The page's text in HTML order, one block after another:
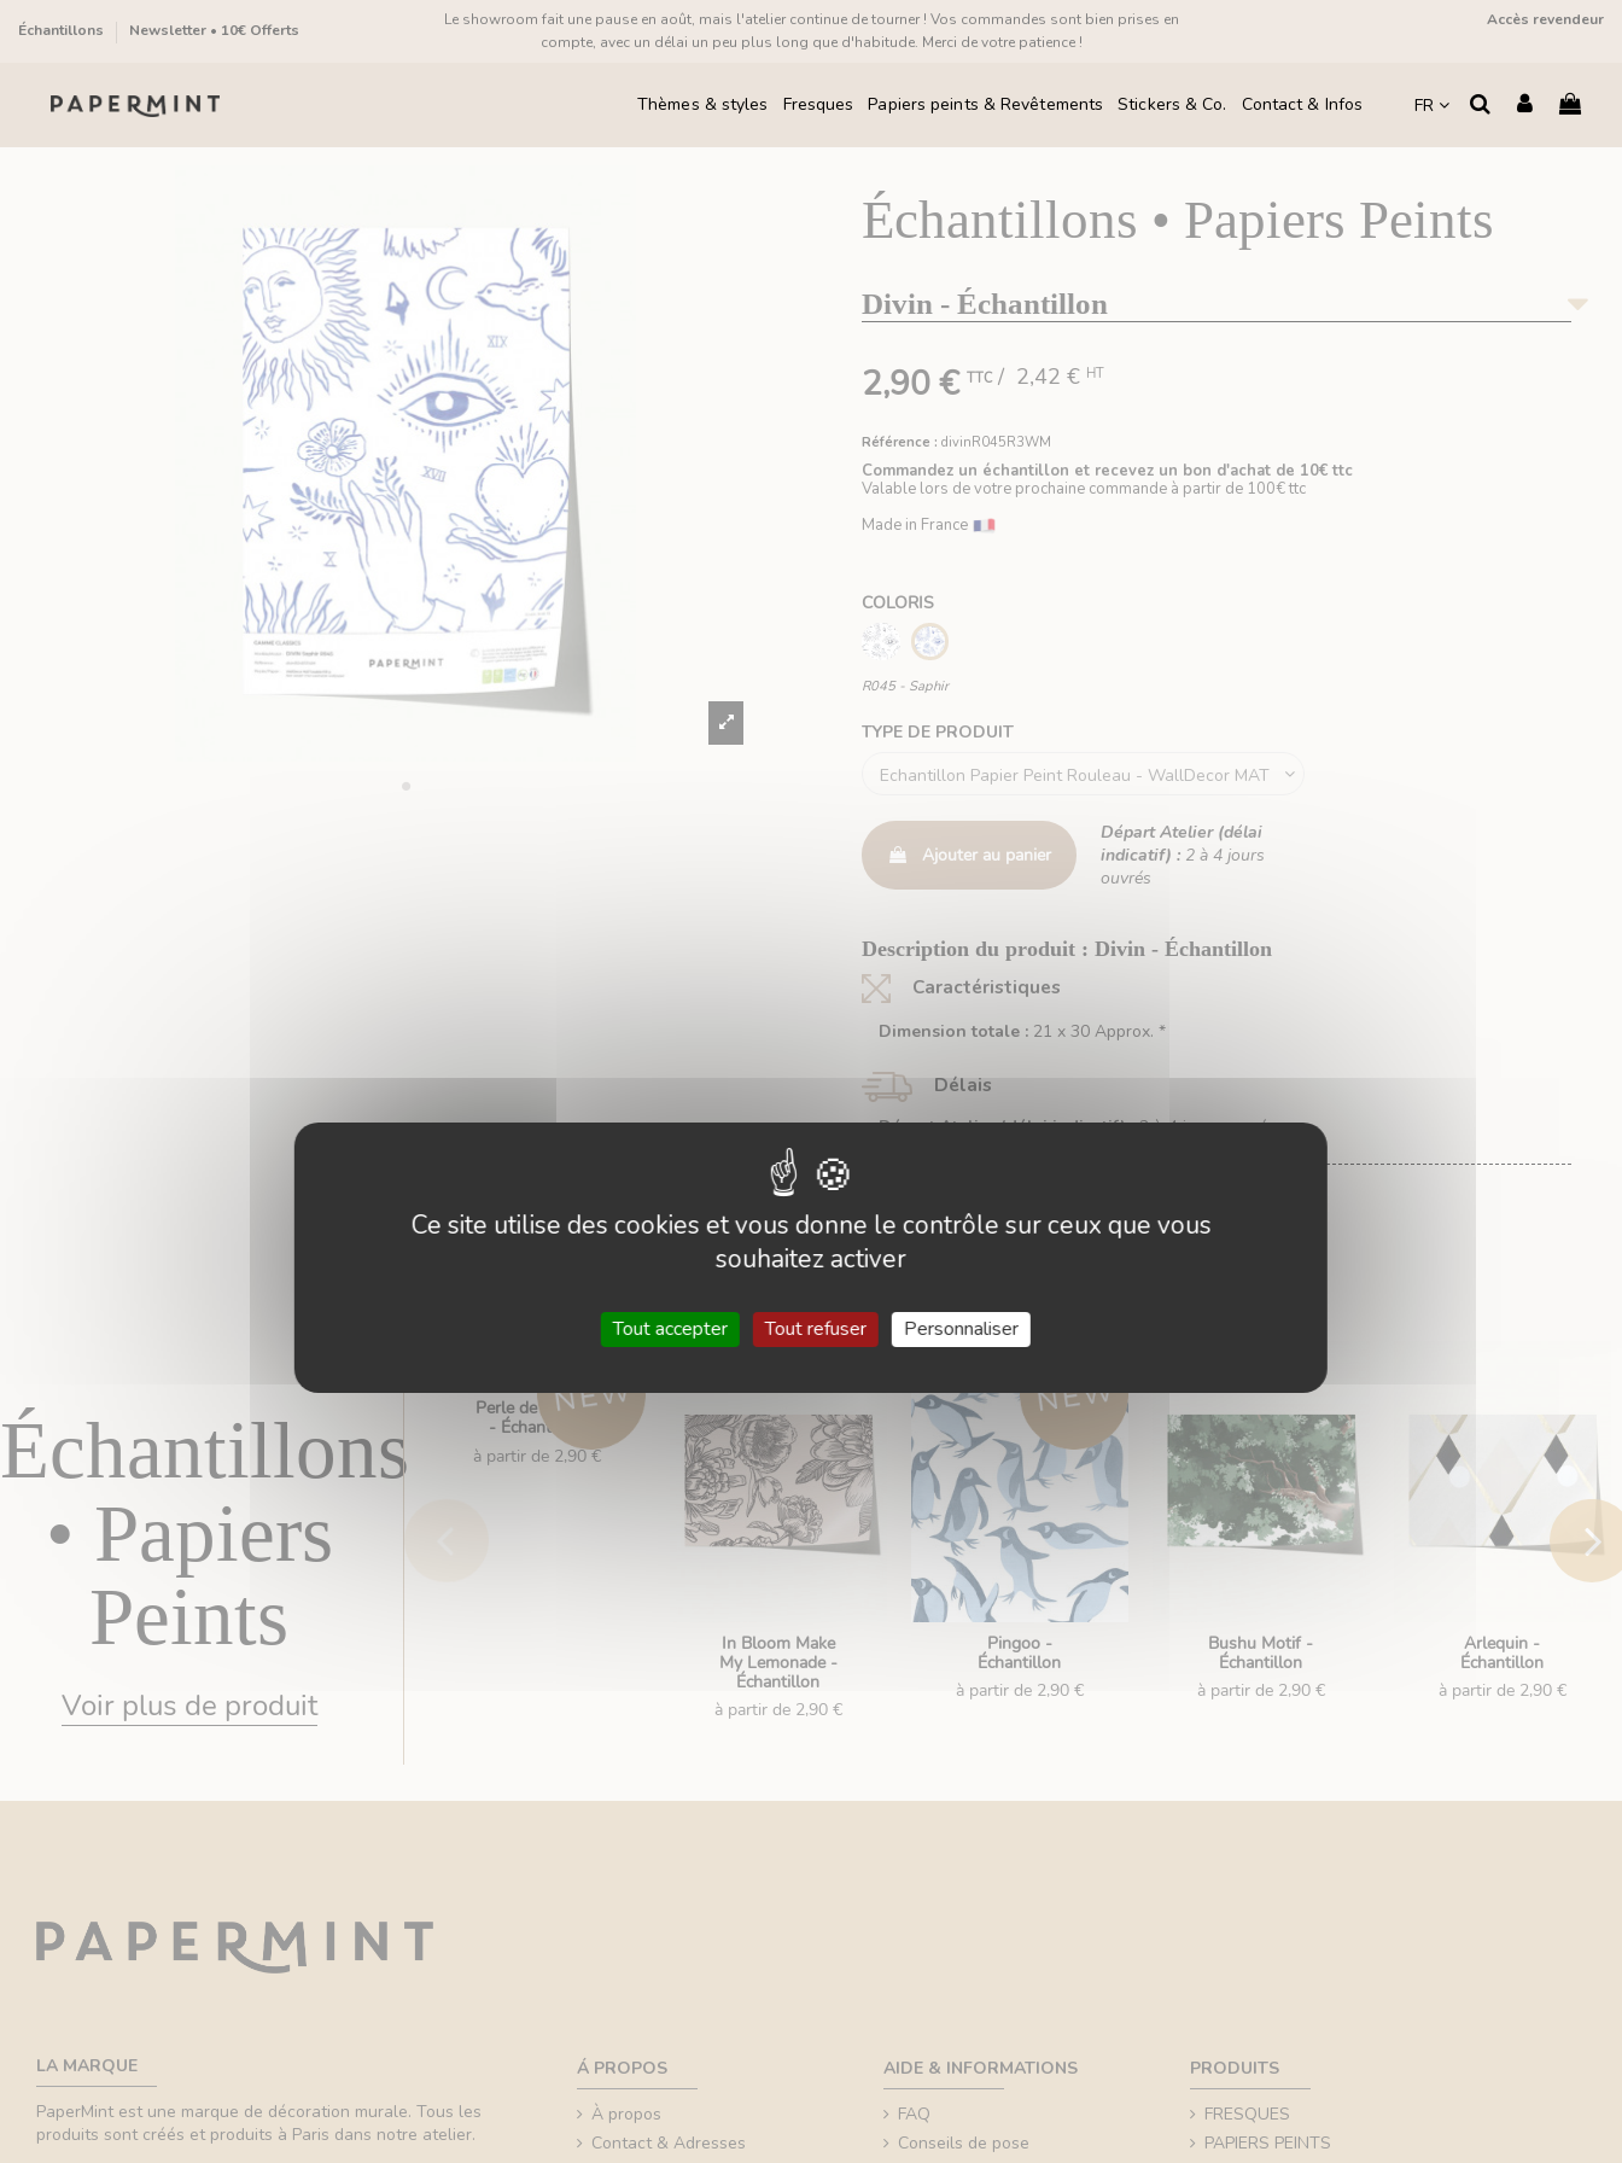
Échantillons Newsletter • 10€ Offerts
Le showroom fait une pause en août, mais l'atelier continue de tourner ! Vos commandes sont bien prises en
compte, avec un délai un peu plus long que d'habitude. Merci de votre patience !
Accès revendeur
Thèmes & styles Fresques Papiers peints & Revêtements Stickers & Co. Contact & Infos FR
Échantillons • Papiers Peints
Divin - Échantillon
2,90 €TTC / 2,42 € HT
Référence : divinR045R3WM
Commandez un échantillon et recevez un bon d'achat de 10€ ttc
Valable lors de votre prochaine commande à partir de 100€ ttc
Made in France
COLORIS
R051 - Ardoise
R045 - Saphir
R045 - Saphir
TYPE DE PRODUIT
Ajouter au panier
Départ Atelier (délai
indicatif) : 2 à 4 jours
ouvrés
Description du produit : Divin - Échantillon
Caractéristiques
Dimension totale : 21 x 30 Approx. *
Délais
Départ Atelier (délai indicatif) :2 à 4 jours ouvrés
Échantillons
• Papiers
Peints
Voir plus de produit
Perle de verdure
- Échantillon
à partir de 2,90 €
In Bloom Make
My Lemonade -
Échantillon
à partir de 2,90 €
Pingoo -
Échantillon
à partir de 2,90 €
Bushu Motif -
Échantillon
à partir de 2,90 €
Arlequin -
Échantillon
à partir de 2,90 €
LA MARQUE
PaperMint est une marque de décoration murale. Tous les
produits sont créés et produits à Paris dans notre atelier.
Á PROPOS
À propos
Contact & Adresses
AIDE & INFORMATIONS
FAQ
Conseils de pose
PRODUITS
FRESQUES
PAPIERS PEINTS
Ce site utilise des cookies et vous donne le contrôle sur ceux que vous
souhaitez activer
Tout accepter Tout refuser Personnaliser